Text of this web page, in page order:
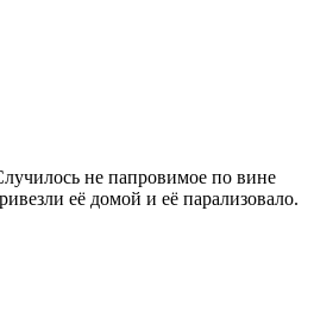
не папровимое по вине
её домой и её парализовало.